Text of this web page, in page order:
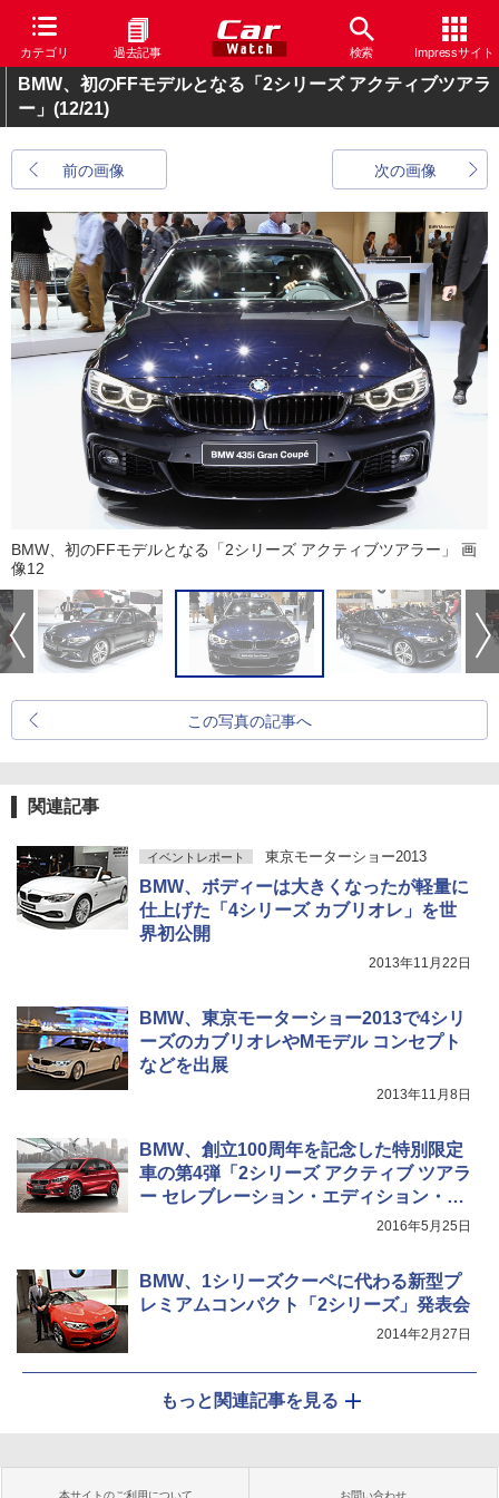
カテゴリ 過去記事 検索 Impressサイト
BMW、初のFFモデルとなる「2シリーズ アクティブツアラ
ー」 (12/21)
前の画像 次の画像
BMW、初のFFモデルとなる「2シリーズ アクティブツアラー」 画
像12
この写真の記事へ
関連記事
イベントレポート 東京モーターショー2013
BMW、ボディーは大きくなったが軽量に
仕上げた「4シリーズ カブリオレ」を世
界初公開
2013年11月22日
BMW、東京モーターショー2013で4シリ
ーズのカブリオレやMモデル コンセプト
などを出展
2013年11月8日
BMW、創立100周年を記念した特別限定
車の第4弾「2シリーズ アクティブ ツアラ
ー セレブレーション・エディション・フ
2016年5月25日
BMW、1シリーズクーペに代わる新型プ
レミアムコンパクト「2シリーズ」発表会
2014年2月27日
もっと関連記事を見る
本サイトのご利用について お問い合わせ